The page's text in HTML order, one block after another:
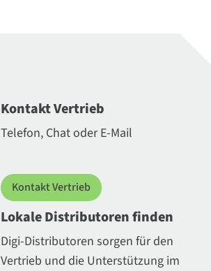
Kontakt Vertrieb
Telefon, Chat oder E-Mail
Kontakt Vertrieb
Lokale Distributoren finden
Digi-Distributoren sorgen für den
Vertrieb und die Unterstützung im